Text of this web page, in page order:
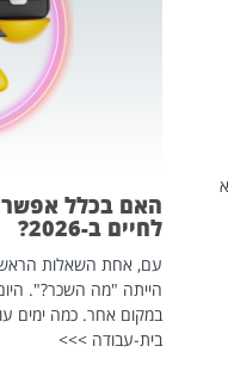
האם בכלל אפשר
לחיים ב-2026?
עם, אחת השאלות
הייתה "מה השכר?".
במקום אחר. כמה ימים
בית-עבודה >>>